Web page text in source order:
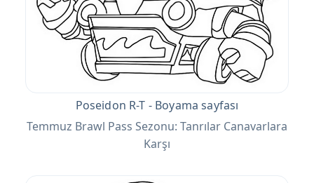
Poseidon R-T - Boyama sayfası
Temmuz Brawl Pass Sezonu: Tanrılar Canavarlara
Karşı